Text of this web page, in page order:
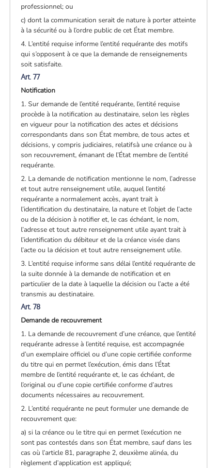
professionnel; ou
c) dont la communication serait de nature à porter atteinte
à la sécurité ou à l’ordre public de cet État membre.
4. L’entité requise informe l’entité requérante des motifs
qui s’opposent à ce que la demande de renseignements
soit satisfaite.
Art. 77
Notification
1. Sur demande de l’entité requérante, l’entité requise
procède à la notification au destinataire, selon les règles
en vigueur pour la notification des actes et décisions
correspondants dans son État membre, de tous actes et
décisions, y compris judiciaires, relatifsà une créance ou à
son recouvrement, émanant de l’État membre de l’entité
requérante.
2. La demande de notification mentionne le nom, l’adresse
et tout autre renseignement utile, auquel l’entité
requérante a normalement accès, ayant trait à
l’identification du destinataire, la nature et l’objet de l’acte
ou de la décision à notifier et, le cas échéant, le nom,
l’adresse et tout autre renseignement utile ayant trait à
l’identification du débiteur et de la créance visée dans
l’acte ou la décision et tout autre renseignement utile.
3. L’entité requise informe sans délai l’entité requérante de
la suite donnée à la demande de notification et en
particulier de la date à laquelle la décision ou l’acte a été
transmis au destinataire.
Art. 78
Demande de recouvrement
1. La demande de recouvrement d’une créance, que l’entité
requérante adresse à l’entité requise, est accompagnée
d’un exemplaire officiel ou d’une copie certifiée conforme
du titre qui en permet l’exécution, émis dans l’État
membre de l’entité requérante et, le cas échéant, de
l’original ou d’une copie certifiée conforme d’autres
documents nécessaires au recouvrement.
2. L’entité requérante ne peut formuler une demande de
recouvrement que:
a) si la créance ou le titre qui en permet l’exécution ne
sont pas contestés dans son État membre, sauf dans les
cas où l’article 81, paragraphe 2, deuxième alinéa, du
règlement d’application est appliqué;